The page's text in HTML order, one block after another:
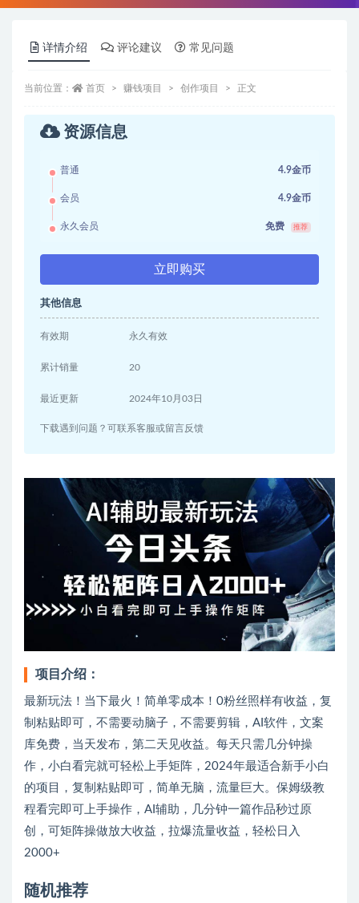
详情介绍 评论建议 常见问题
当前位置： 首页 赚钱项目 创作项目 正文
资源信息
普通 4.9金币
会员 4.9金币
永久会员 免费 推荐
立即购买
其他信息
有效期 永久有效
累计销量 20
最近更新 2024年10月03日
下载遇到问题？可联系客服或留言反馈
项目介绍：
最新玩法！当下最火！简单零成本！0粉丝照样有收益，复
制粘贴即可，不需要动脑子，不需要剪辑，AI软件，文案
库免费，当天发布，第二天见收益。每天只需几分钟操
作，小白看完就可轻松上手矩阵，2024年最适合新手小白
的项目，复制粘贴即可，简单无脑，流量巨大。保姆级教
程看完即可上手操作，AI辅助，几分钟一篇作品秒过原
创，可矩阵操做放大收益，拉爆流量收益，轻松日入
2000+
随机推荐